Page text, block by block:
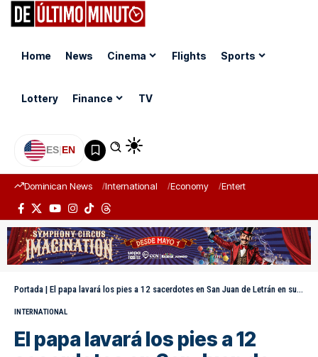
Home News Cinema Flights Sports
Lottery Finance TV
ES|EN
Dominican News International Economy Entertainment
Portada | El papa lavará los pies a 12 sacerdotes en San Juan de Letrán en su primera Semana Santa
INTERNATIONAL
El papa lavará los pies a 12